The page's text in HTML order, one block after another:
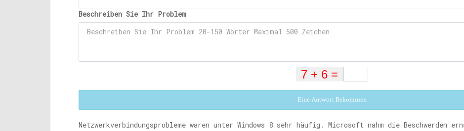
Beschreiben Sie Ihr Problem
Eine Antwort Bekommen
Netzwerkverbindungsprobleme waren unter Windows 8 sehr häufig. Microsoft nahm die Beschwerden